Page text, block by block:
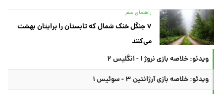
راهنمای سفر
۷ جنگل خنک شمال که تابستان را برایتان بهشت
می‌کنند
ویدئو: خلاصه بازی نروژ ۱ - انگلیس ۲
ویدئو: خلاصه بازی آرژانتین ۳ - سوئیس ۱